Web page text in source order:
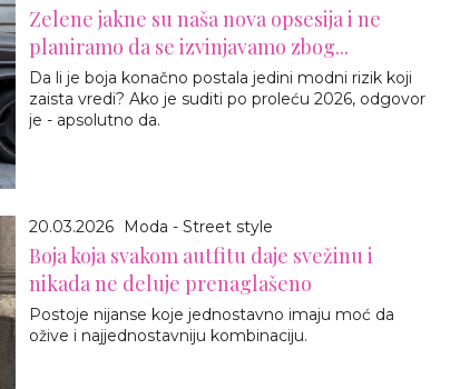
Zelene jakne su naša nova opsesija i ne
planiramo da se izvinjavamo zbog...
Da li je boja konačno postala jedini modni rizik koji
zaista vredi? Ako je suditi po proleću 2026, odgovor
je - apsolutno da.
20.03.2026 Moda - Street style
Boja koja svakom autfitu daje svežinu i
nikada ne deluje prenaglašeno
Postoje nijanse koje jednostavno imaju moć da
ožive i najjednostavniju kombinaciju.